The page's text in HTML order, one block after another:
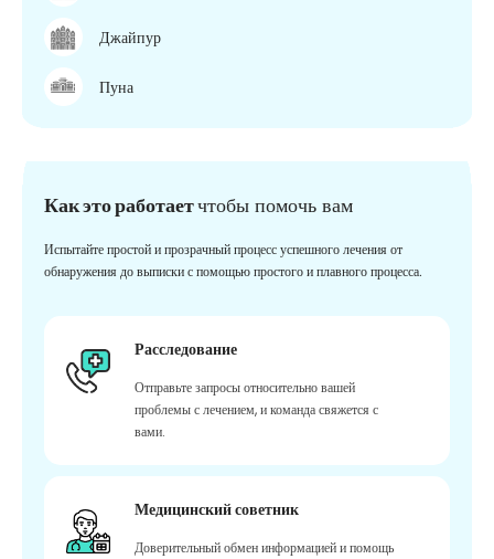
Джайпур
Пуна
Как это работаетчтобы помочь вам
Испытайте простой и прозрачный процесс успешного лечения от
обнаружения до выписки с помощью простого и плавного процесса.
Расследование
Отправьте запросы относительно вашей
проблемы с лечением, и команда свяжется с
вами.
Медицинский советник
Доверительный обмен информацией и помощь